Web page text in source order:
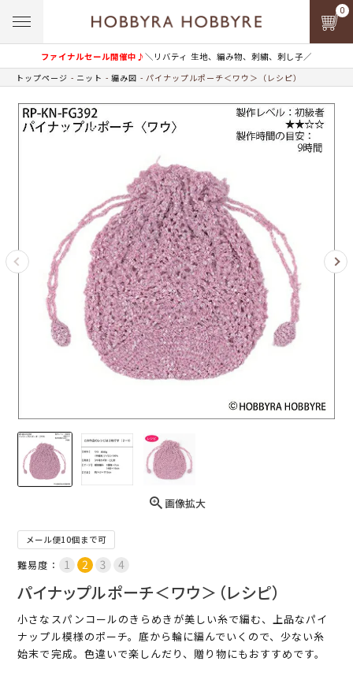
ファイナルセール開催中♪＼リバティ 生地、編み物、刺繍、刺し子／
0
トップページ ニット 編み図 パイナップルポーチ＜ワウ＞（レシピ）
画像拡大
メール便10個まで可
難易度：
パイナップルポーチ＜ワウ＞（レシピ）
小さなスパンコールのきらめきが美しい糸で編む、上品なパイ
ナップル模様のポーチ。底から輪に編んでいくので、少ない糸
始末で完成。色違いで楽しんだり、贈り物にもおすすめです。